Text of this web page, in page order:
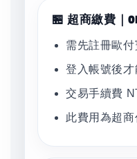
🏪 超商繳費｜
需先註冊歐付
登入帳號後
交易手續費
此費用為超